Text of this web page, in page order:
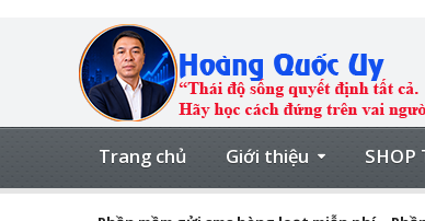
Trang chủ Giới thiệu SHOP